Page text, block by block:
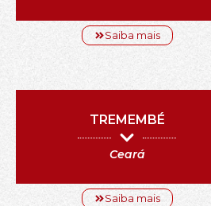
Saiba mais
TREMEMBÉ
Ceará
Saiba mais